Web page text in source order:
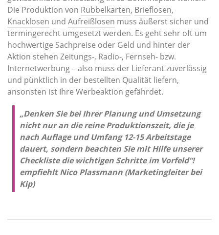
Die Produktion von Rubbelkarten, Brieflosen,
Knacklosen und Aufreißlosen muss äußerst sicher und
termingerecht umgesetzt werden. Es geht sehr oft um
hochwertige Sachpreise oder Geld und hinter der
Aktion stehen Zeitungs-, Radio-, Fernseh- bzw.
Internetwerbung – also muss der Lieferant zuverlässig
und pünktlich in der bestellten Qualität liefern,
ansonsten ist Ihre Werbeaktion gefährdet.
„Denken Sie bei Ihrer Planung und Umsetzung
nicht nur an die reine Produktionszeit, die je
nach Auflage und Umfang 12-15 Arbeitstage
dauert, sondern beachten Sie mit Hilfe unserer
Checkliste die wichtigen Schritte im Vorfeld“!
empfiehlt Nico Plassmann (Marketingleiter bei
Kip)